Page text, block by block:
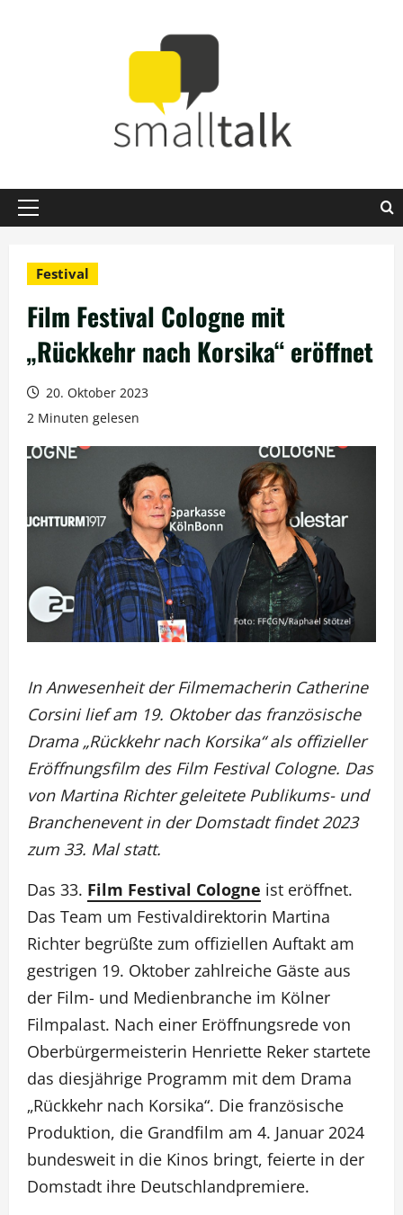
Primäres
Festival
Film Festival Cologne mit
„Rückkehr nach Korsika“ eröffnet
20. Oktober 2023
2 Minuten gelesen
In Anwesenheit der Filmemacherin Catherine
Corsini lief am 19. Oktober das französische
Drama „Rückkehr nach Korsika“ als offizieller
Eröffnungsfilm des Film Festival Cologne. Das
von Martina Richter geleitete Publikums- und
Branchenevent in der Domstadt findet 2023
zum 33. Mal statt.
Das 33. Film Festival Cologne ist eröffnet.
Das Team um Festivaldirektorin Martina
Richter begrüßte zum offiziellen Auftakt am
gestrigen 19. Oktober zahlreiche Gäste aus
der Film- und Medienbranche im Kölner
Filmpalast. Nach einer Eröffnungsrede von
Oberbürgermeisterin Henriette Reker startete
das diesjährige Programm mit dem Drama
„Rückkehr nach Korsika“. Die französische
Produktion, die Grandfilm am 4. Januar 2024
bundesweit in die Kinos bringt, feierte in der
Domstadt ihre Deutschlandpremiere.